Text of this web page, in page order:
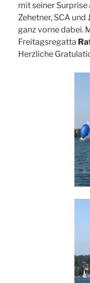
mit seiner
Zehetner, SCA
ganz vorne dabei.
Freitagsregatta
Herzliche